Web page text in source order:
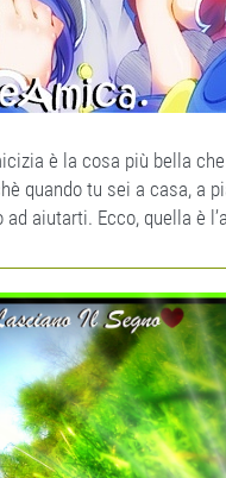
è la cosa più bella
quando tu sei a casa, a
ad aiutarti. Ecco, quella è